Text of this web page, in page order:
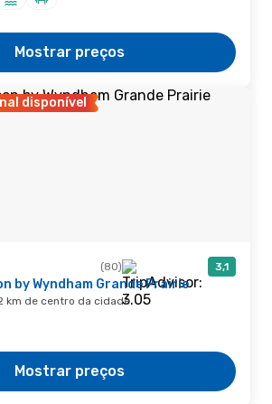
Mostrar preços
disponível
(80) 3,1
by Wyndham Grande Prairie
km de centro da cidade
Mostrar preços